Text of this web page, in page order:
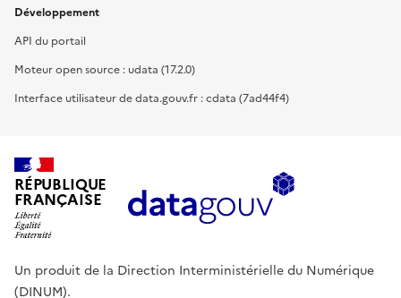
Développement
API du portail
Moteur open source : udata (17.2.0)
Interface utilisateur de data.gouv.fr : cdata (7ad44f4)
RÉPUBLIQUE
FRANÇAISE
Un produit de la Direction Interministérielle du Numérique
(DINUM).